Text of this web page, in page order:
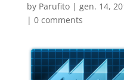
by Parufito| gen. 14,
| 0 comments